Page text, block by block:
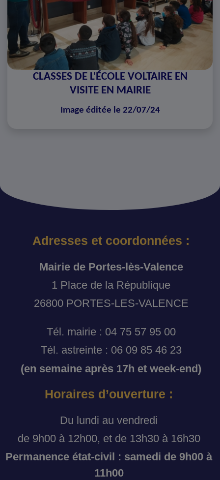
CLASSES DE L'ÉCOLE VOLTAIRE EN
VISITE EN MAIRIE
Image éditée le 22/07/24
Adresses et coordonnées :
Mairie de Portes-lès-Valence
1 Place de la République
26800 PORTES-LES-VALENCE
Tél. mairie : 04 75 57 95 00
Tél. astreinte : 06 09 85 46 23
(en semaine après 17h et week-end)
Horaires d’ouverture :
Du lundi au vendredi
de 9h00 à 12h00, et de 13h30 à 16h30
Permanence état-civil : samedi de 9h00 à
11h00